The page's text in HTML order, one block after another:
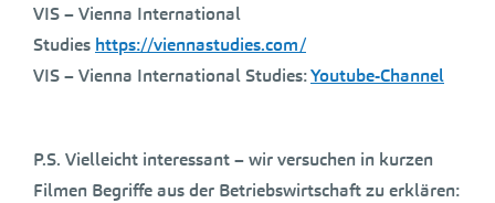
VIS – Vienna International
Studies https://viennastudies.com/
VIS – Vienna International Studies:Youtube-Channel
P.S. Vielleicht interessant – wir versuchen in kurzen
Filmen Begriffe aus der Betriebswirtschaft zu erklären: